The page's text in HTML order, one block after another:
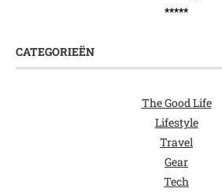
*****
CATEGORIEËN
The Good Life
Lifestyle
Travel
Gear
Tech